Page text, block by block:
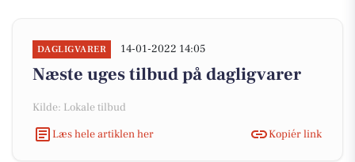
DAGLIGVARER 14-01-2022 14:05
Næste uges tilbud på dagligvarer
Kilde: Lokale tilbud
Læs hele artiklen her
Kopiér link